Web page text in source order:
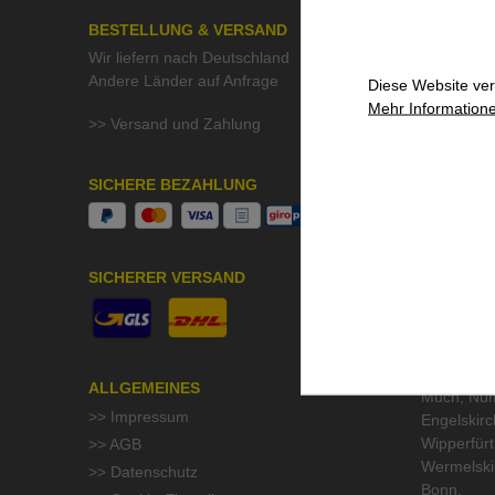
BESTELLUNG & VERSAND
Wir liefern nach Deutschland
Andere Länder auf Anfrage
>> Versand und Zahlung
SICHERE BEZAHLUNG
SICHERER VERSAND
ALLGEMEINES
>> Impressum
>> AGB
>> Datenschutz
>>
>>
>>
höchste
Much,
Bonn.
Diese Website
Mehr